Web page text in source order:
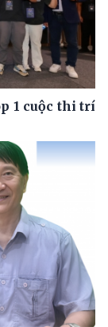
1 cuộc thi trí